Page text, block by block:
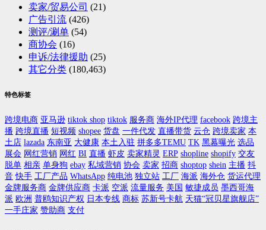
卖家/贸易公司 (21)
广告引流 (426)
测评/涮单 (54)
商协会 (16)
申诉/法律援助 (25)
其它分类 (180,463)
特色标签
跨境电商 亚马逊 tiktok shop tiktok 服务商 海外IP代理 facebook 跨境主
播 跨境直播 短视频 shopee 货盘 一件代发 直播带货 云仓 跨境卖家 本
土店 lazada 东南亚 大健康 本土入驻 拼多多TEMU TK 黑幕曝光 选品
展会 网红营销 网红 BI 直播 虾皮 卖家精灵 ERP shopline shopify 交友
脱单 相亲 单身狗 ebay 私域营销 协会 卖家 招商 shoptop shein 主播 抖
音 快手 工厂产品 WhatsApp 纯电池 独立站 工厂 海派 海外仓 货运代理
金牌服务商 金牌供应商 卡派 空派 流量服务 美国 敏捷成员 墨西哥海
派 欧洲 普鸥知识产权 日本专线 商标 苏新号卡航 天猫“冠贝星旗舰店”
一手庄家 赞助商 支付